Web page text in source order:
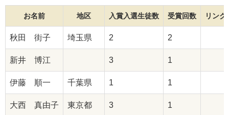
お名前 地区 入賞入選生徒数 受賞回数 リンク
秋田 街子 埼玉県 2 2
新井 博江 3 1
伊藤 順一 千葉県 1 1
大西 真由子 東京都 3 1